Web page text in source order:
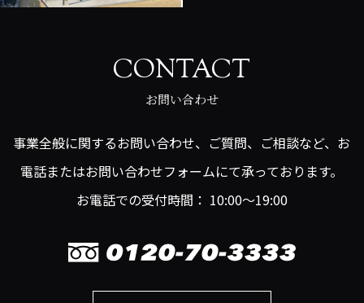
CONTACT
お問い合わせ
事業全般に関するお問い合わせ、ご質問、ご相談など、お
電話またはお問い合わせフォームにて承っております。
お電話での受付時間： 10:00～19:00